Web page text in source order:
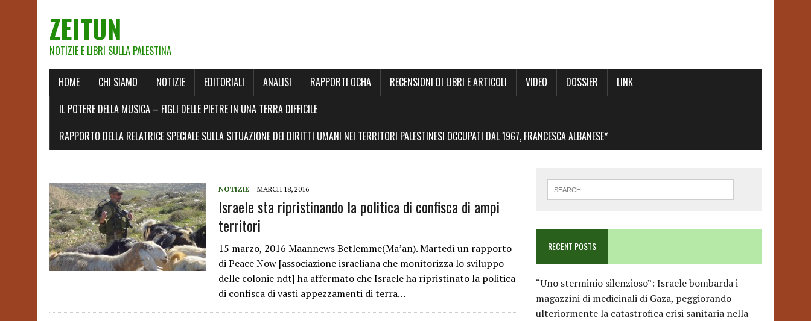
ZEITUN
NOTIZIE E LIBRI SULLA PALESTINA
HOME CHI SIAMO NOTIZIE EDITORIALI ANALISI RAPPORTI OCHA RECENSIONI DI LIBRI E ARTICOLI VIDEO DOSSIER
LINK
IL POTERE DELLA MUSICA – FIGLI DELLE PIETRE IN UNA TERRA DIFFICILE
RAPPORTO DELLA RELATRICE SPECIALE SULLA SITUAZIONE DEI DIRITTI UMANI NEI TERRITORI PALESTINESI OCCUPATI DAL 1967, FRANCESCA ALBANESE*
NOTIZIE MARCH 18, 2016
Israele sta ripristinando la politica di confisca di ampi
territori
15 marzo, 2016 Maannews Betlemme(Ma’an). Martedì un rapporto
di Peace Now [associazione israeliana che monitorizza lo sviluppo
delle colonie ndt] ha affermato che Israele ha ripristinato la politica
di confisca di vasti appezzamenti di terra…
RECENT POSTS
“Uno sterminio silenzioso”: Israele bombarda i
magazzini di medicinali di Gaza, peggiorando
ulteriormente la catastrofica crisi sanitaria nella